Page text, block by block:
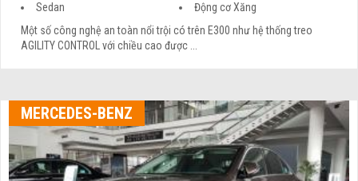
Sedan
Động cơ Xăng
Một số công nghệ an toàn nổi trội có trên E300 như hệ thống treo
AGILITY CONTROL với chiều cao được ...
MERCEDES-BENZ